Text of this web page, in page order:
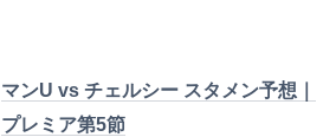
マンU vs チェルシー スタメン予想｜
プレミア第5節